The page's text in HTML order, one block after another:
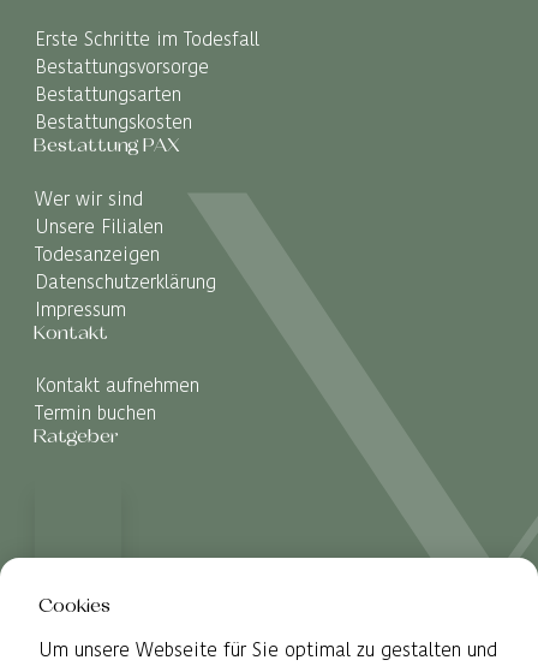
Erste Schritte im Todesfall
Bestattungsvorsorge
Bestattungsarten
Bestattungskosten
Bestattung PAX
Wer wir sind
Unsere Filialen
Todesanzeigen
Datenschutzerklärung
Impressum
Kontakt
Kontakt aufnehmen
Termin buchen
Ratgeber
Cookies
Um unsere Webseite für Sie optimal zu gestalten und